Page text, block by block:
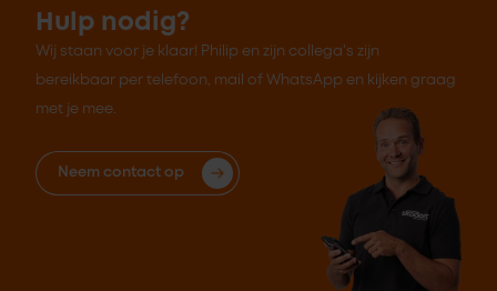
Hulp nodig?
Wij staan voor je klaar! Philip en zijn collega's zijn
bereikbaar per telefoon, mail of WhatsApp en kijken graag
met je mee.
Neem contact op